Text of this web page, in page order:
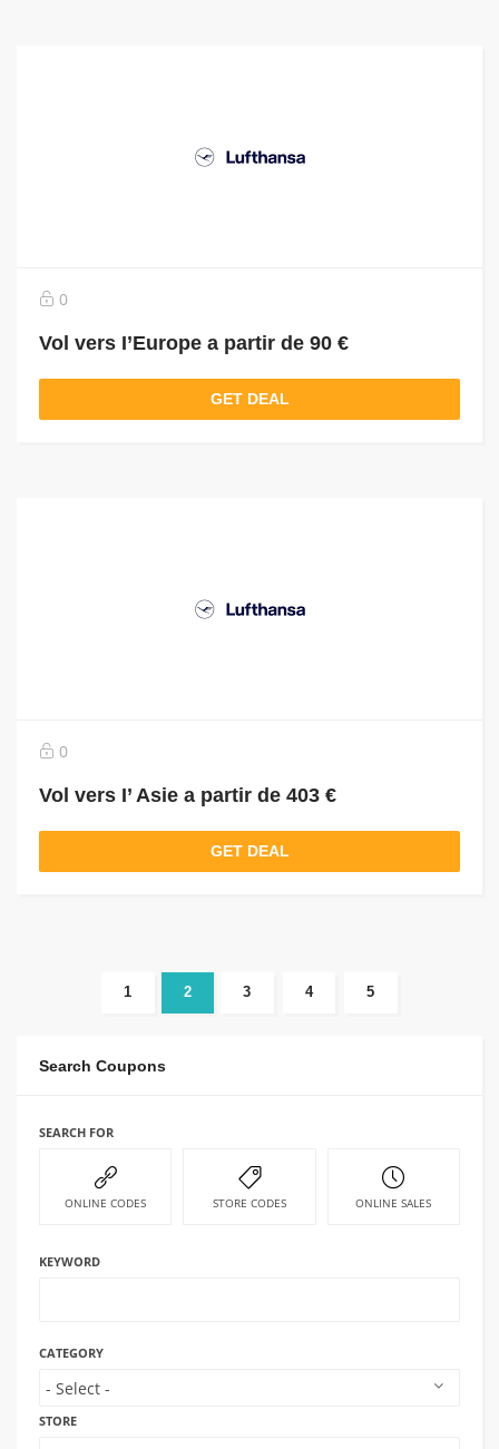
0
Vol vers I’Europe a partir de 90 €
GET DEAL
0
Vol vers I’ Asie a partir de 403 €
GET DEAL
1 2 3 4 5
Search Coupons
SEARCH FOR
ONLINE CODES STORE CODES ONLINE SALES
KEYWORD
CATEGORY
STORE